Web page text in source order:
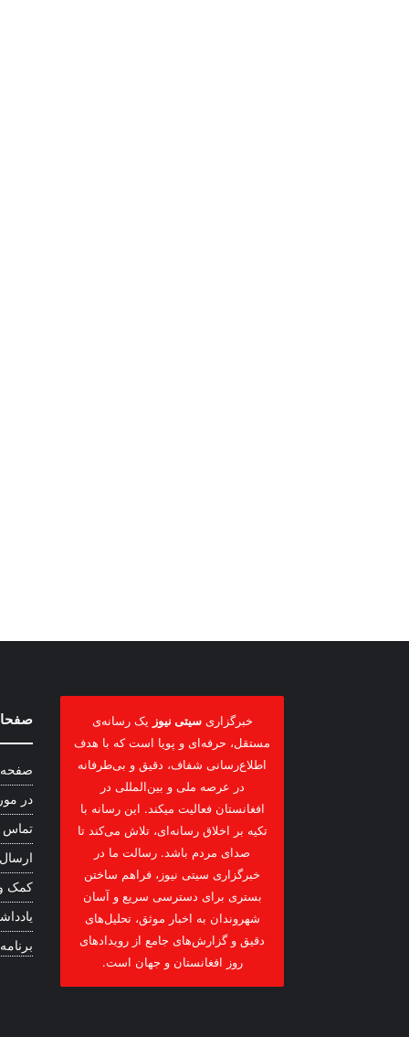
خبرگزاریسیتی نیوز یک رسانه‌ی
مستقل، حرفه‌ای و پویا است که با هدف
اطلاع‌رسانی شفاف، دقیق و بی‌طرفانه
در عرصه ملی و بین‌المللی در
افغانستان فعالیت میکند. این رسانه با
تکیه بر اخلاق رسانه‌ای، تلاش می‌کند تا
صدای مردم باشد. رسالت ما در
خبرگزاری سیتی نیوز، فراهم ساختن
بستری برای دسترسی سریع و آسان
شهروندان به اخبار موثق، تحلیل‌های
دقیق و گزارش‌های جامع از رویدادهای
روز افغانستان و جهان است.
در
تماس
کمک